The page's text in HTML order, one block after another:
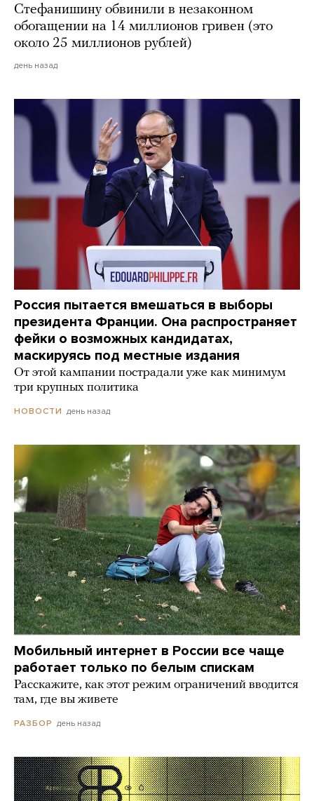
Стефанишину обвинили в незаконном
обогащении на 14 миллионов гривен (это
около 25 миллионов рублей)
день назад
Россия пытается вмешаться в выборы
президента Франции. Она распространяет
фейки о возможных кандидатах,
маскируясь под местные издания
От этой кампании пострадали уже как минимум
три крупных политика
НОВОСТИ день назад
Мобильный интернет в России все чаще
работает только по белым спискам
Расскажите, как этот режим ограничений вводится
там, где вы живете
РАЗБОР день назад